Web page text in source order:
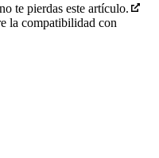
te pierdas este artículo.
la compatibilidad con